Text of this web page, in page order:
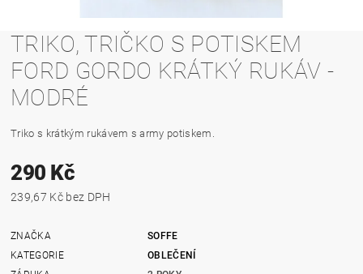
TRIKO, TRIČKO S POTISKEM
FORD GORDO KRÁTKÝ RUKÁV -
MODRÉ
Triko s krátkým rukávem s army potiskem.
290 Kč
239,67 Kč bez DPH
ZNAČKA
SOFFE
KATEGORIE
OBLEČENÍ